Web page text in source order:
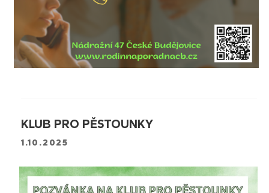
KLUB PRO PĚSTOUNKY
1.10.2025